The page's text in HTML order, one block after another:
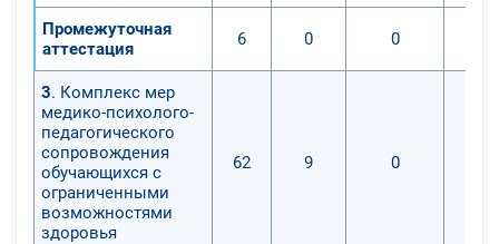
Промежуточная
аттестация
6 0 0
3. Комплекс мер
медико-психолого-
педагогического
сопровождения
обучающихся с
ограниченными
возможностями
здоровья
62 9 0